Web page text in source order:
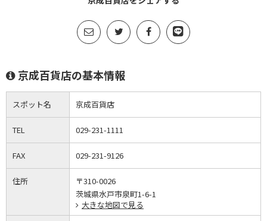
京成百貨店の基本情報
スポット名 京成百貨店
TEL 029-231-1111
FAX 029-231-9126
住所
〒310-0026
茨城県水戸市泉町1-6-1
大きな地図で見る